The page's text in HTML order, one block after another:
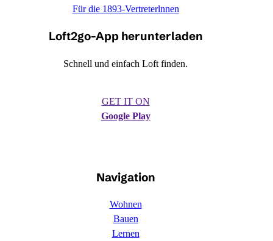
Für die 1893-Vertreterlnnen
Loft2go-App herunterladen
Schnell und einfach Loft finden.
GET IT ON
Google Play
Navigation
Wohnen
Bauen
Lernen